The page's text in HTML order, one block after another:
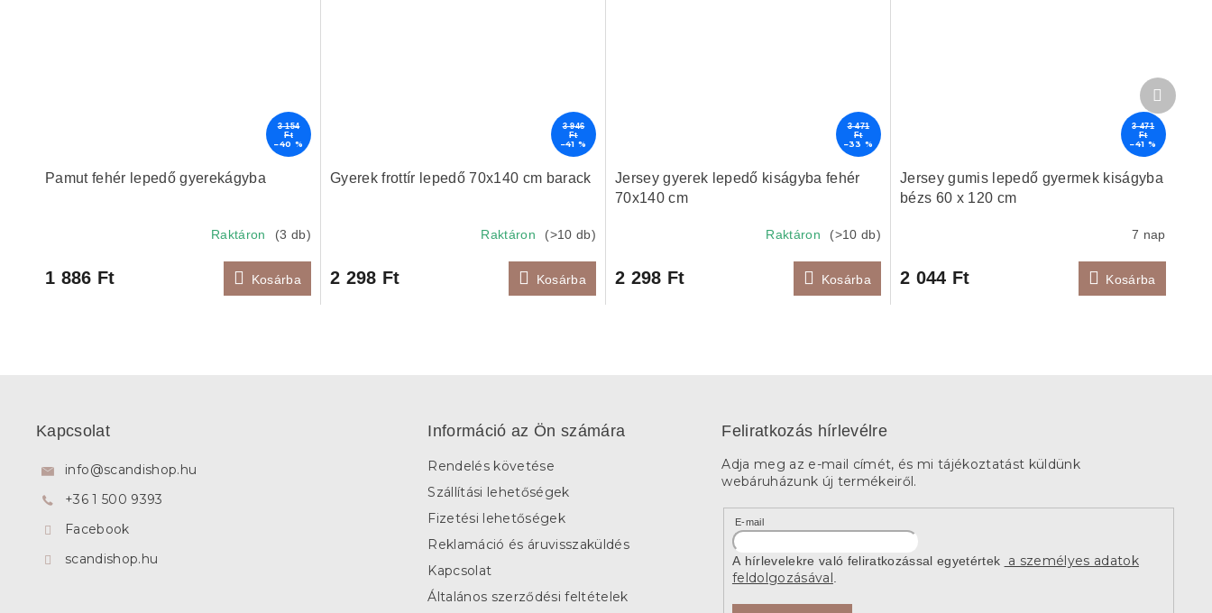
3 154
Ft
–40 %
Pamut fehér lepedő gyerekágyba
Raktáron (3 db)
1 886 Ft Kosárba
3 946
Ft
–41 %
Gyerek frottír lepedő 70x140 cm barack
Raktáron (>10 db)
2 298 Ft Kosárba
3 471
Ft
–33 %
Jersey gyerek lepedő kiságyba fehér
70x140 cm
Raktáron (>10 db)
2 298 Ft Kosárba
3 471
Ft
–41 %
Jersey gumis lepedő gyermek kiságyba
bézs 60 x 120 cm
7 nap
2 044 Ft Kosárba
termék
Kapcsolat
info@scandishop.hu
+36 1 500 9393
Facebook
scandishop.hu
Információ az Ön számára
Rendelés követése
Szállítási lehetőségek
Fizetési lehetőségek
Reklamáció és áruvisszaküldés
Kapcsolat
Általános szerződési feltételek
Feliratkozás hírlevélre
Adja meg az e-mail címét, és mi tájékoztatást küldünk
webáruházunk új termékeiről.
E-mail
A hírlevelekre való feliratkozással egyetértek
a személyes adatok
feldolgozásával